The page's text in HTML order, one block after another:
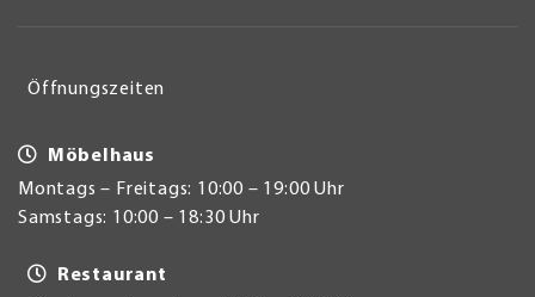
Öffnungszeiten
Möbelhaus
Montags – Freitags: 10:00 – 19:00 Uhr
Samstags: 10:00 – 18:30 Uhr
Restaurant